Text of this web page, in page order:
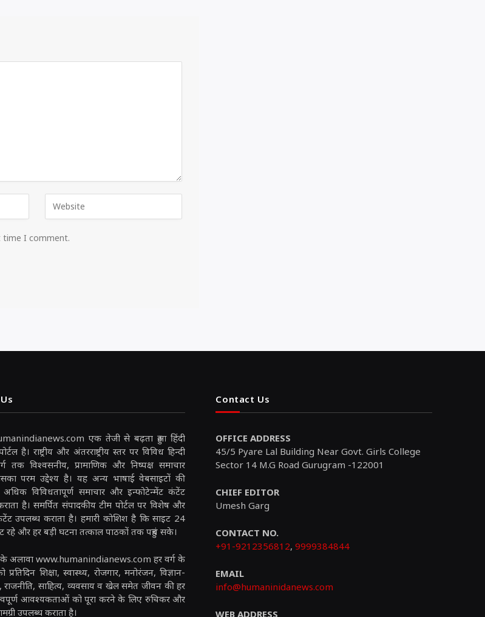
time I comment.
एक तेजी से बढ़ता हुआ हिंदी
है। राष्ट्रीय और अंतरराष्ट्रीय स्तर पर विविध हिन्दी
तक विश्वसनीय, प्रामाणिक और निष्पक्ष समाचार
परम उद्देश्य है। यह अन्य भाषाई वेबसाइटों की
विविधतापूर्ण समाचार और इन्फोटेन्मेंट कंटेंट
है। समर्पित संपादकीय टीम पोर्टल पर विशेष और
उपलब्ध कराता है। हमारी कोशिश है कि साइट 24
रहे और हर बड़ी घटना तत्काल पाठकों तक पहुंच सके।
के अलावा www.humanindianews.com हर वर्ग के
प्रतिदिन शिक्षा, स्वास्थ्य, रोजगार, मनोरंजन, विज्ञान-
साहित्य, व्यवसाय व खेल समेत जीवन की हर
आवश्यकताओं को पूरा करने के लिए रुचिकर और
उपलब्ध कराता है।
Contact Us
OFFICE ADDRESS
45/5 Pyare Lal Building Near Govt. Girls College
Sector 14 M.G Road Gurugram -122001
CHIEF EDITOR
Umesh Garg
CONTACT NO.
+91-9212356812,9999384844
EMAIL
info@humaninidanews.com
WEB ADDRESS